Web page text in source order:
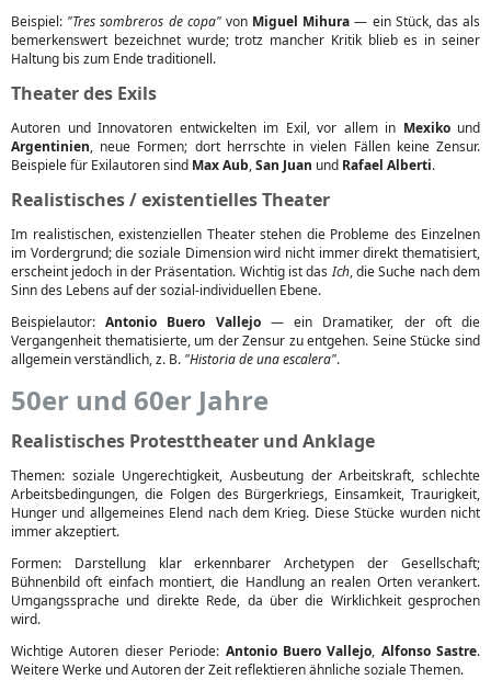
Beispiel: "Tres sombreros de copa"von Miguel Mihura — ein Stück, das als
bemerkenswert bezeichnet wurde; trotz mancher Kritik blieb es in seiner
Haltung bis zum Ende traditionell.
Theater des Exils
Autoren und Innovatoren entwickelten im Exil, vor allem in Mexikound
Argentinien, neue Formen; dort herrschte in vielen Fällen keine Zensur.
Beispiele für Exilautoren sind Max Aub,San Juan und Rafael Alberti.
Realistisches / existentielles Theater
Im realistischen, existenziellen Theater stehen die Probleme des Einzelnen
im Vordergrund; die soziale Dimension wird nicht immer direkt thematisiert,
erscheint jedoch in der Präsentation. Wichtig ist dasIch, die Suche nach dem
Sinn des Lebens auf der sozial-individuellen Ebene.
Beispielautor:Antonio Buero Vallejo— ein Dramatiker, der oft die
Vergangenheit thematisierte, um der Zensur zu entgehen. Seine Stücke sind
allgemein verständlich, z. B. "Historia de una escalera".
50er und 60er Jahre
Realistisches Protesttheater und Anklage
Themen: soziale Ungerechtigkeit, Ausbeutung der Arbeitskraft, schlechte
Arbeitsbedingungen, die Folgen des Bürgerkriegs, Einsamkeit, Traurigkeit,
Hunger und allgemeines Elend nach dem Krieg. Diese Stücke wurden nicht
immer akzeptiert.
Formen: Darstellung klar erkennbarer Archetypen der Gesellschaft;
Bühnenbild oft einfach montiert, die Handlung an realen Orten verankert.
Umgangssprache und direkte Rede, da über die Wirklichkeit gesprochen
wird.
Wichtige Autoren dieser Periode: Antonio Buero Vallejo, Alfonso Sastre.
Weitere Werke und Autoren der Zeit reflektieren ähnliche soziale Themen.